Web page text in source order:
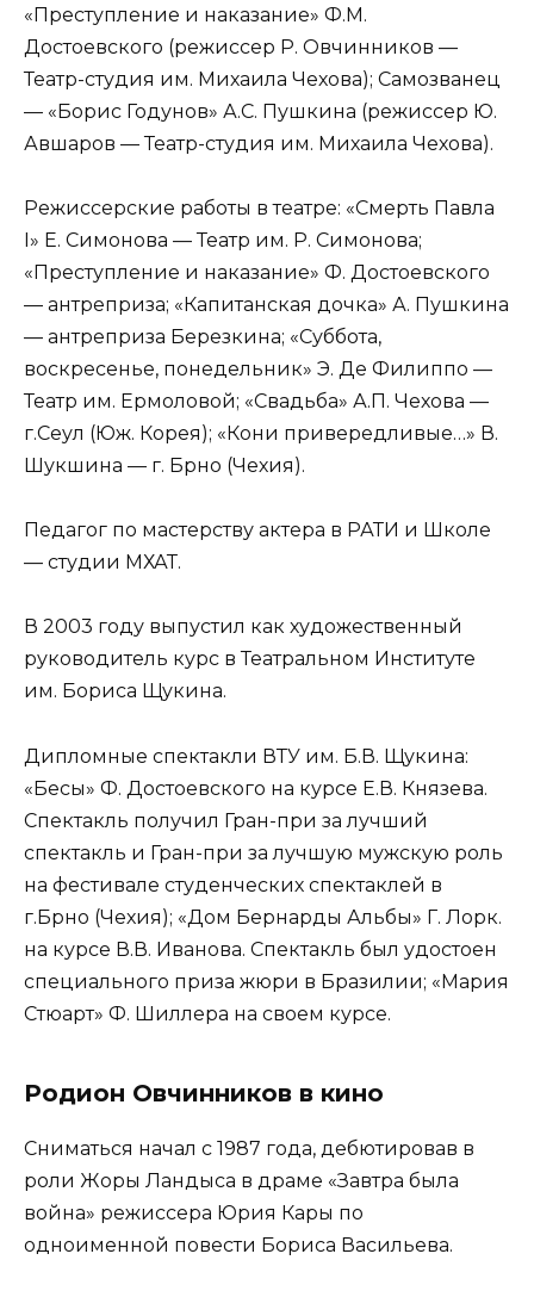
«Преступление и наказание» Ф.М.
Достоевского (режиссер Р. Овчинников —
Театр-студия им. Михаила Чехова); Самозванец
— «Борис Годунов» А.С. Пушкина (режиссер Ю.
Авшаров — Театр-студия им. Михаила Чехова).
Режиссерские работы в театре: «Смерть Павла
I» Е. Симонова — Театр им. Р. Симонова;
«Преступление и наказание» Ф. Достоевского
— антреприза; «Капитанская дочка» А. Пушкина
— антреприза Березкина; «Суббота,
воскресенье, понедельник» Э. Де Филиппо —
Театр им. Ермоловой; «Свадьба» А.П. Чехова —
г.Сеул (Юж. Корея); «Кони привередливые…» В.
Шукшина — г. Брно (Чехия).
Педагог по мастерству актера в РАТИ и Школе
— студии МХАТ.
В 2003 году выпустил как художественный
руководитель курс в Театральном Институте
им. Бориса Щукина.
Дипломные спектакли ВТУ им. Б.В. Щукина:
«Бесы» Ф. Достоевского на курсе Е.В. Князева.
Спектакль получил Гран-при за лучший
спектакль и Гран-при за лучшую мужскую роль
на фестивале студенческих спектаклей в
г.Брно (Чехия); «Дом Бернарды Альбы» Г. Лорк.
на курсе В.В. Иванова. Спектакль был удостоен
специального приза жюри в Бразилии; «Мария
Стюарт» Ф. Шиллера на своем курсе.
Родион Овчинников в кино
Сниматься начал с 1987 года, дебютировав в
роли Жоры Ландыса в драме «Завтра была
война» режиссера Юрия Кары по
одноименной повести Бориса Васильева.